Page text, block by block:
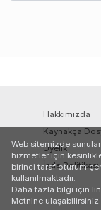
Hakkımızda
Kaynakça
Üyelik
İade Politikası
Web sitemizde
hizmetler için
birinci taraf oturum
kullanılmaktadır.
Daha fazla bilgi için
Metnine ulaşabilirsiniz.